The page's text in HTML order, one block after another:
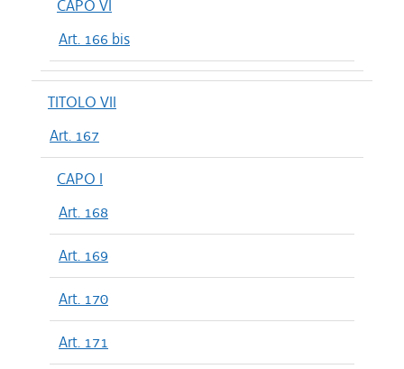
CAPO VI
Art. 166 bis
TITOLO VII
Art. 167
CAPO I
Art. 168
Art. 169
Art. 170
Art. 171